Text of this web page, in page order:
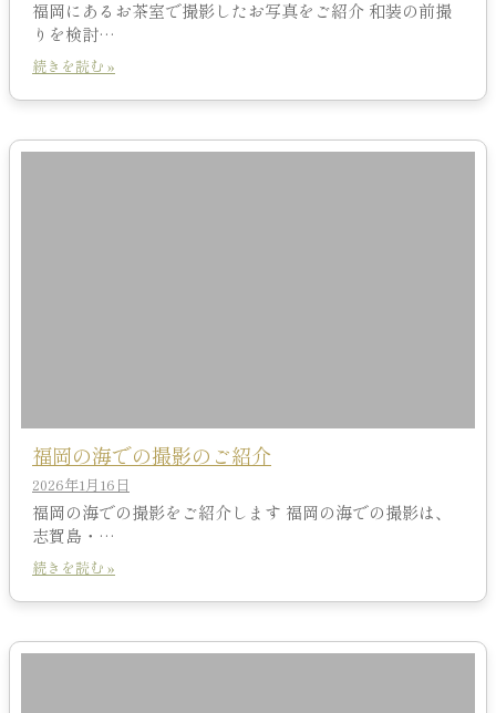
福岡にあるお茶室で撮影したお写真をご紹介 和装の前撮
りを検討…
続きを読む »
福岡の海での撮影のご紹介
2026年1月16日
福岡の海での撮影をご紹介します 福岡の海での撮影は、
志賀島・…
続きを読む »